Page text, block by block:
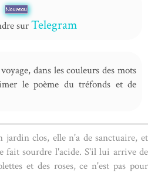
surTelegram
dans les couleurs des mots
le poème du tréfonds et de
jardin clos, elle n'a de sanctuaire, et
fait sourdre l'acide. S'il lui arrive de
et des roses, ce n'est pas pour